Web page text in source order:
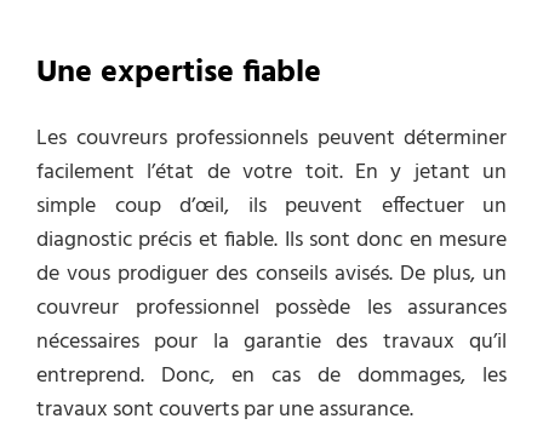
Une expertise fiable
Les couvreurs professionnels peuvent déterminer
facilement l’état de votre toit. En y jetant un
simple coup d’œil, ils peuvent effectuer un
diagnostic précis et fiable. Ils sont donc en mesure
de vous prodiguer des conseils avisés. De plus, un
couvreur professionnel possède les assurances
nécessaires pour la garantie des travaux qu’il
entreprend. Donc, en cas de dommages, les
travaux sont couverts par une assurance.